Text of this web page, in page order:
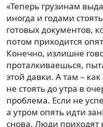
«Теперь грузинам
иногда и годами
готовых документов,
потом приходится
Конечно, излишне
проталкиваешься,
этой давки. А там –
не стоять до утра в
проблема. Если не
а утром опять идти
снова. Люди приходят